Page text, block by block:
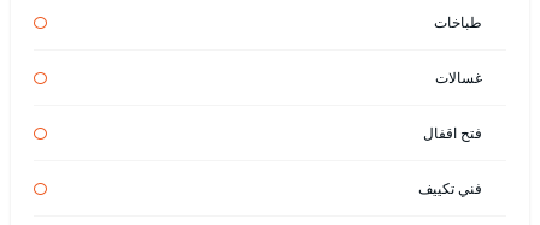
طباخات
غسالات
فتح اقفال
فني تكييف